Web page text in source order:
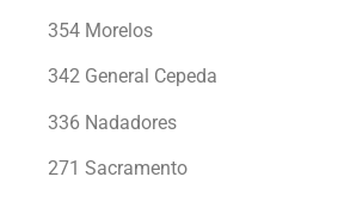
354 Morelos
342 General Cepeda
336 Nadadores
271 Sacramento